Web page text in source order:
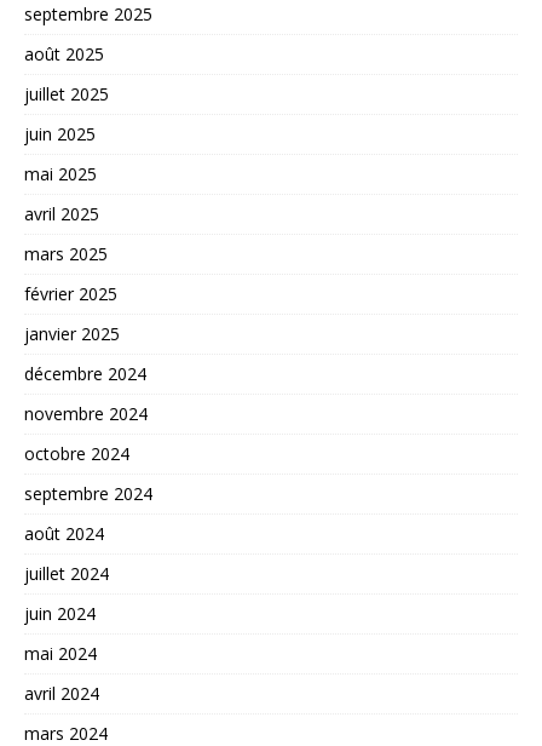
septembre 2025
août 2025
juillet 2025
juin 2025
mai 2025
avril 2025
mars 2025
février 2025
janvier 2025
décembre 2024
novembre 2024
octobre 2024
septembre 2024
août 2024
juillet 2024
juin 2024
mai 2024
avril 2024
mars 2024